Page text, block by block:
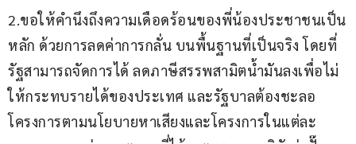
2.ขอให้คำนึงถึงความเดือดร้อนของพี่น้องประชาชนเป็น
หลัก ด้วยการลดค่าการกลั่น บนพื้นฐานที่เป็นจริง โดยที่
รัฐสามารถจัดการได้ ลดภาษีสรรพสามิตน้ำมันลงเพื่อไม่
ให้กระทบรายได้ของประเทศ และรัฐบาลต้องชะลอ
โครงการตามนโยบายหาเสียงและโครงการในแต่ละ